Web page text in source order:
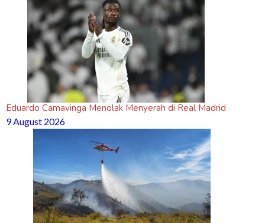
Eduardo Camavinga Menolak Menyerah di Real Madrid
9 August 2026